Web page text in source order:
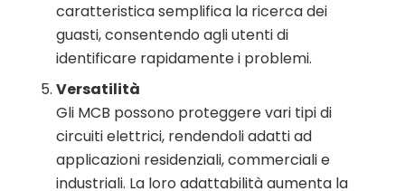
caratteristica semplifica la ricerca dei
guasti, consentendo agli utenti di
identificare rapidamente i problemi.
Versatilità
Gli MCB possono proteggere vari tipi di
circuiti elettrici, rendendoli adatti ad
applicazioni residenziali, commerciali e
industriali. La loro adattabilità aumenta la